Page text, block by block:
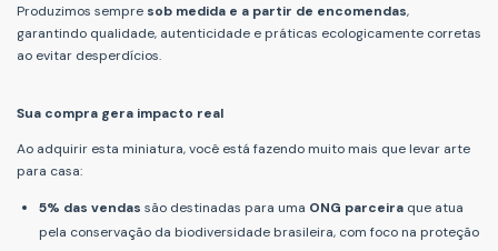
Produzimos sempre sob medida e a partir de encomendas,
garantindo qualidade, autenticidade e práticas ecologicamente corretas
ao evitar desperdícios.
Sua compra gera impacto real
Ao adquirir esta miniatura, você está fazendo muito mais que levar arte
para casa:
5% das vendas são destinadas para uma ONG parceira que atua
pela conservação da biodiversidade brasileira, com foco na proteção